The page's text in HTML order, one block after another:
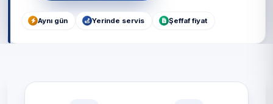
Aynı gün Yerinde servis Şeffaf fiyat